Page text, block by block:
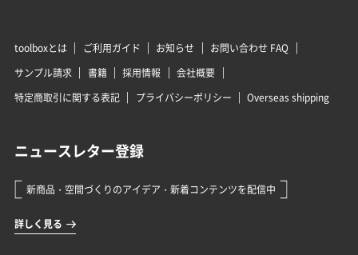
toolboxとは ご利用ガイド お知らせ
お問い合わせ FAQ
サンプル請求
書籍 採用情報
会社概要
特定商取引に関する表記
プライバシーポリシー Overseas shipping